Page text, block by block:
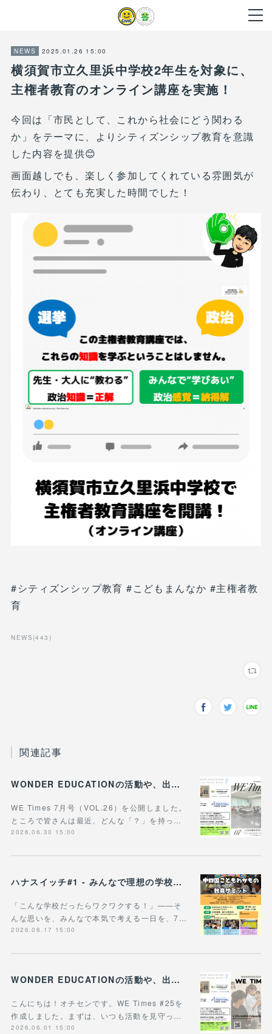
NEWS 2025.01.26 15:00
横須賀市立久里浜中学校2年生を対象に、
主権者教育のオンライン講座を実施！
今回は「市民として、これから社会にどう関わる
か」をテーマに、よりシティズンシップ教育を意識
した内容を提供😊
画面越しでも、楽しく参加してくれている雰囲気が
伝わり、とても充実した時間でした！
#シティズンシップ教育 #こどもまんなか #主権者教
育
NEWS (443 )
関連記事
WONDER EDUCATIONの活動や、出張講座・講演のご案内をまとめた 『WE Times #26』を公開しました！
WE Times 7月号（VOL.26）を公開しました。
ところで皆さんは最近、どんな「？」を持っ…
2026.06.30 15:00
ハナスイッチ#1 - みんなで理想の学校や学びの未来を考える新企画、スタート！
「こんな学校だったらワクワクする！」——そ
んな思いを、みんなで本気で考える一日を、7…
2026.06.17 15:00
WONDER EDUCATIONの活動や、出張講座・講演のご案内をまとめた 『WE Times #25』を公開しました！
こんにちは！オチセンです。WE Times #25を
作成しました。まずは、いつも活動を見守っ…
2026.06.01 15:00